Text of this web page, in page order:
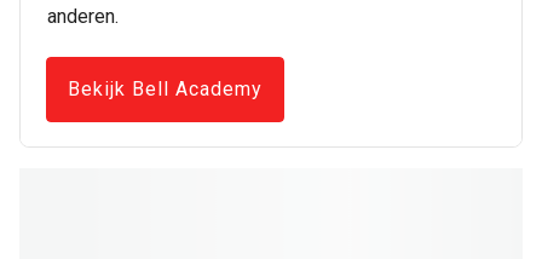
anderen.
Bekijk Bell Academy